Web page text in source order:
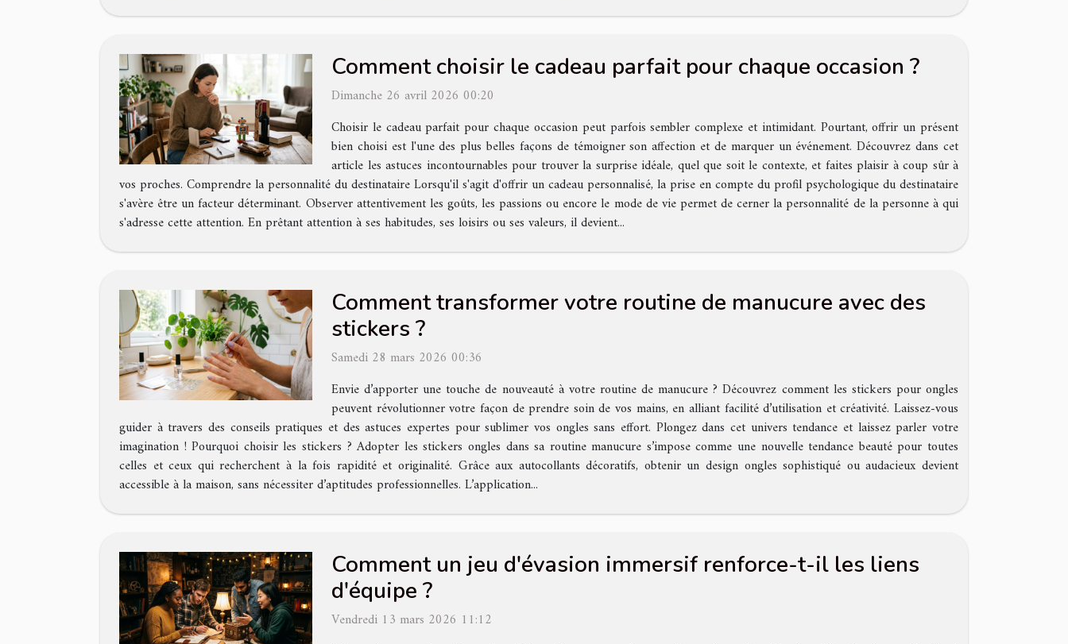
Comment choisir le cadeau parfait pour chaque occasion ?
Dimanche 26 avril 2026 00:20
Choisir le cadeau parfait pour chaque occasion peut parfois sembler complexe et intimidant. Pourtant, offrir un présent
bien choisi est l'une des plus belles façons de témoigner son affection et de marquer un événement. Découvrez dans cet
article les astuces incontournables pour trouver la surprise idéale, quel que soit le contexte, et faites plaisir à coup sûr à
vos proches. Comprendre la personnalité du destinataire Lorsqu'il s'agit d'offrir un cadeau personnalisé, la prise en compte du profil psychologique du destinataire
s'avère être un facteur déterminant. Observer attentivement les goûts, les passions ou encore le mode de vie permet de cerner la personnalité de la personne à qui
s'adresse cette attention. En prêtant attention à ses habitudes, ses loisirs ou ses valeurs, il devient...
Comment transformer votre routine de manucure avec des
stickers ?
Samedi 28 mars 2026 00:36
Envie d’apporter une touche de nouveauté à votre routine de manucure ? Découvrez comment les stickers pour ongles
peuvent révolutionner votre façon de prendre soin de vos mains, en alliant facilité d’utilisation et créativité. Laissez-vous
guider à travers des conseils pratiques et des astuces expertes pour sublimer vos ongles sans effort. Plongez dans cet univers tendance et laissez parler votre
imagination ! Pourquoi choisir les stickers ? Adopter les stickers ongles dans sa routine manucure s’impose comme une nouvelle tendance beauté pour toutes
celles et ceux qui recherchent à la fois rapidité et originalité. Grâce aux autocollants décoratifs, obtenir un design ongles sophistiqué ou audacieux devient
accessible à la maison, sans nécessiter d’aptitudes professionnelles. L’application...
Comment un jeu d'évasion immersif renforce-t-il les liens
d'équipe ?
Vendredi 13 mars 2026 11:12